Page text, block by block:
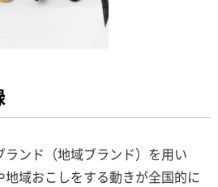
ンド（地域ブランド）を用い
域おこしをする動きが全国的に